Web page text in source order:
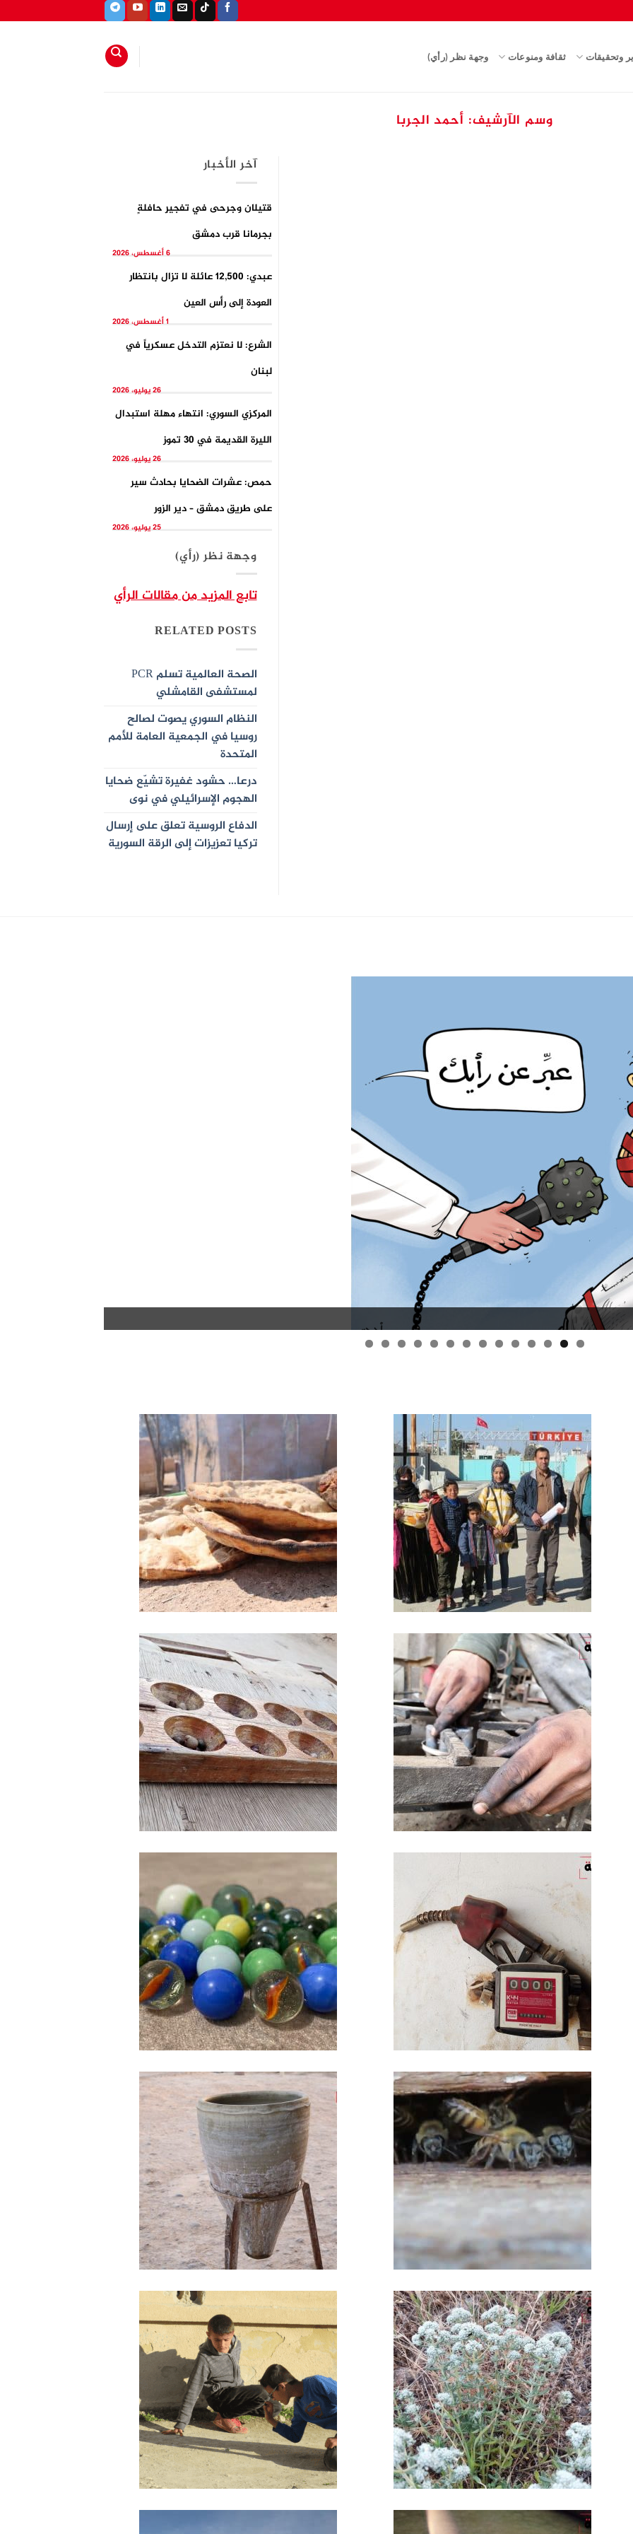
وتحقيقات ثقافة ومنوعات وجهة نظر (رأي)
وسم الآرشيف: أحمد الجربا
آخر الأخبار
قتيلان وجرحى في تفجيرِ حافلةٍ
بجرمانا قرب دمشق
6 أغسطس، 2026
عبدي: 12,500 عائلة لا تزال بانتظار
العودة إلى رأس العين
1 أغسطس، 2026
الشرع: لا نعتزم التدخل عسكرياً في
لبنان
26 يوليو، 2026
المركزي السوري: انتهاء مهلة استبدال
الليرة القديمة في 30 تموز
26 يوليو، 2026
حمص: عشرات الضحايا بحادث سير
على طريق دمشق – دير الزور
25 يوليو، 2026
وجهة نظر (رأي)
تابع المزيد من مقالات الرأي
RELATED POSTS
الصحة العالمية تسلم PCR
لمستشفى القامشلي
النظام السوري يصوت لصالح
روسيا في الجمعية العامة للأمم
المتحدة
درعا… حشود غفيرة تشيّع ضحايا
الهجوم الإسرائيلي في نوى
الدفاع الروسية تعلق على إرسال
تركيا تعزيزات إلى الرقة السورية
قيصر